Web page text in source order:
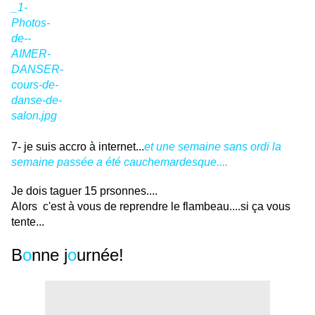
7- je suis accro à internet...et une semaine sans ordi la
semaine passée a été cauchemardesque....
Je dois taguer 15 prsonnes....
Alors c'est à vous de reprendre le flambeau....si ça vous
tente...
Bonne journée!